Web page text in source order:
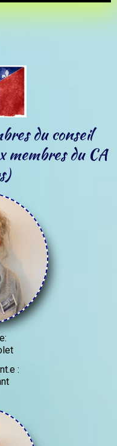
du conseil
du CA
: